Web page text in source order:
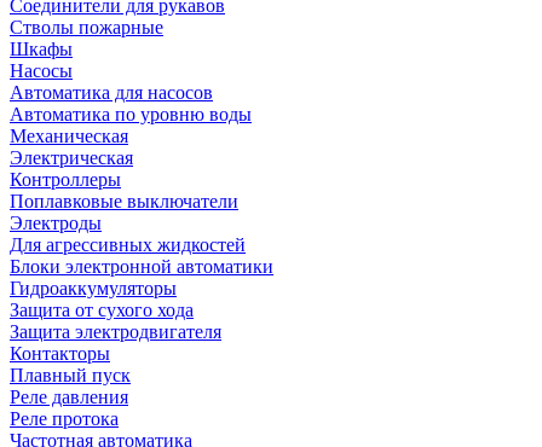
Соединители для рукавов
Стволы пожарные
Шкафы
Насосы
Автоматика для насосов
Автоматика по уровню воды
Механическая
Электрическая
Контроллеры
Поплавковые выключатели
Электроды
Для агрессивных жидкостей
Блоки электронной автоматики
Гидроаккумуляторы
Защита от сухого хода
Защита электродвигателя
Контакторы
Плавный пуск
Реле давления
Реле протока
Частотная автоматика